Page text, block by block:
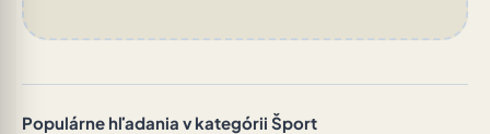
Populárne hľadania v kategórii Šport